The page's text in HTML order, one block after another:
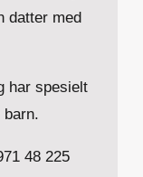
datter med
har spesielt
48 225